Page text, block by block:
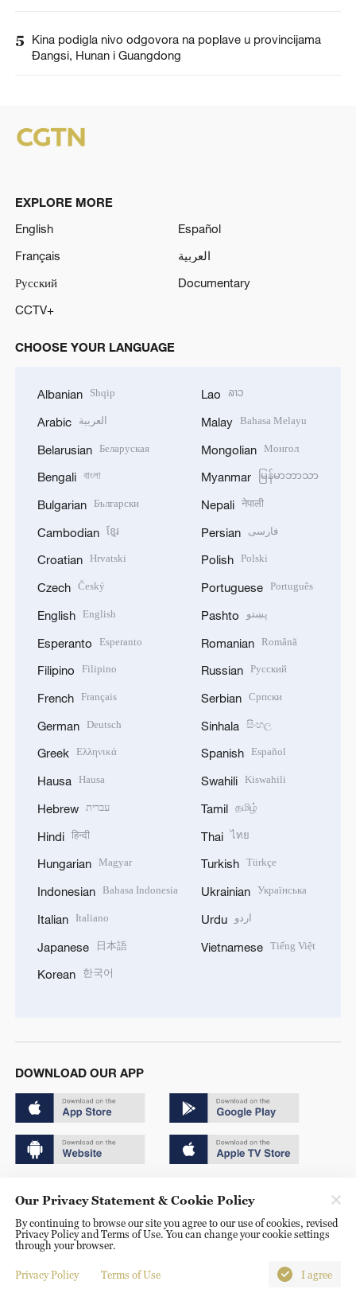
5
Kina podigla nivo odgovora na poplave u provincijama
Đangsi, Hunan i Guangdong
EXPLORE MORE
English
Español
Français
العربية
Русский
Documentary
CCTV+
CHOOSE YOUR LANGUAGE
Albanian Shqip
Arabic العربية
Belarusian Беларуская
Bengali বাংলা
Bulgarian Български
Cambodian ខ្មែរ
Croatian Hrvatski
Czech Český
English English
Esperanto Esperanto
Filipino Filipino
French Français
German Deutsch
Greek Ελληνικά
Hausa Hausa
Hebrew עברית
Hindi हिन्दी
Hungarian Magyar
Indonesian Bahasa Indonesia
Italian Italiano
Japanese 日本語
Korean 한국어
Lao ລາວ
Malay Bahasa Melayu
Mongolian Монгол
Myanmar မြန်မာဘာသာ
Nepali नेपाली
Persian فارسی
Polish Polski
Portuguese Português
Pashto پښتو
Romanian Română
Russian Русский
Serbian Српски
Sinhala සිංහල
Spanish Español
Swahili Kiswahili
Tamil தமிழ்
Thai ไทย
Turkish Türkçe
Ukrainian Українська
Urdu اردو
Vietnamese Tiếng Việt
DOWNLOAD OUR APP
京ICP备20000184号
京公网安备 11010502050052号
Disinformation report hotline: 010-85061466
Our Privacy Statement & Cookie Policy
By continuing to browse our site you agree to our use of cookies, revised
Privacy Policy and Terms of Use. You can change your cookie settings
through your browser.
Privacy Policy Terms of Use I agree